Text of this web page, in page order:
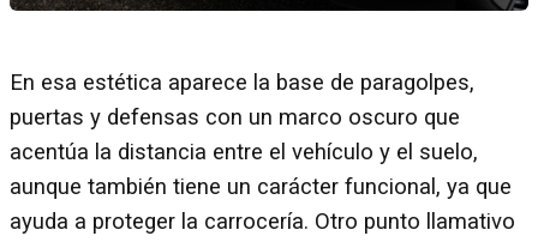
En esa estética aparece la base de paragolpes,
puertas y defensas con un marco oscuro que
acentúa la distancia entre el vehículo y el suelo,
aunque también tiene un carácter funcional, ya que
ayuda a proteger la carrocería. Otro punto llamativo